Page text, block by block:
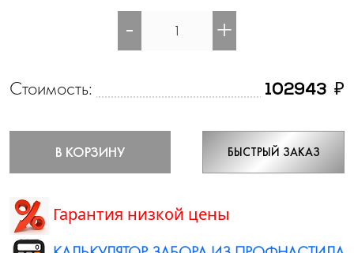
- +
Стоимость: 102943 ₽
В КОРЗИНУ БЫСТРЫЙ ЗАКАЗ
Гарантия низкой цены